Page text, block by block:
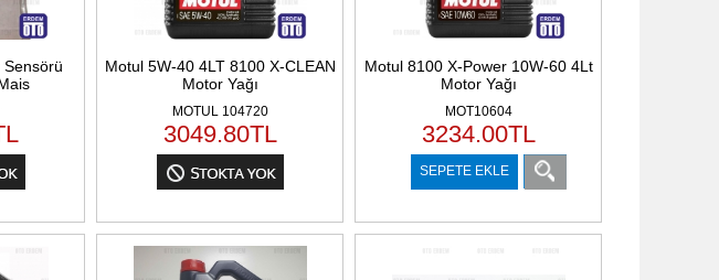
Sensörü
Motul 5W-40 4LT 8100 X-CLEAN
Motor Yağı
MOTUL 104720
3049.80TL
Motul 8100 X-Power 10W-60 4Lt
Motor Yağı
MOT10604
3234.00TL
SEPETE EKLE